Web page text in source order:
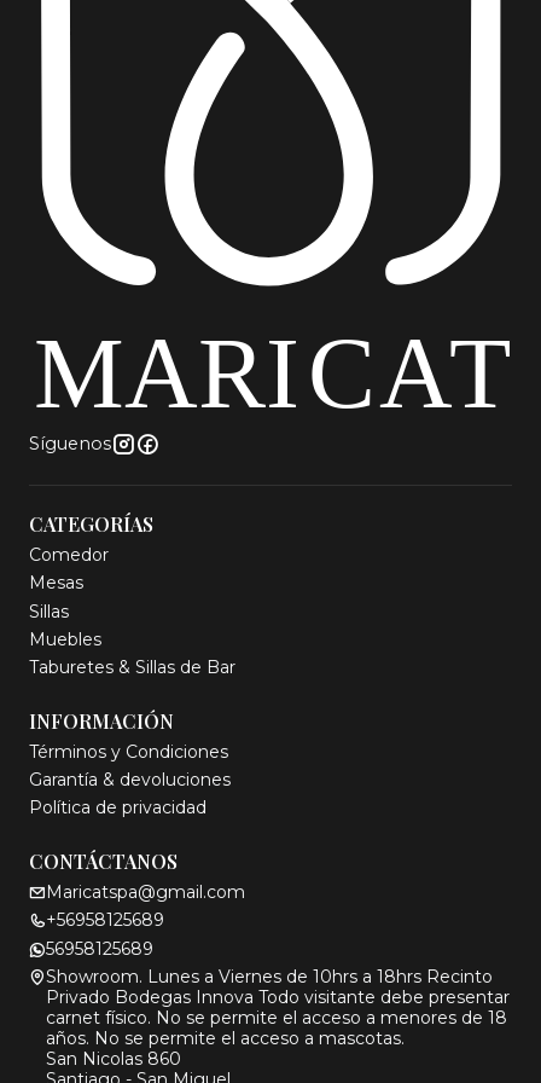
velvet gold chile, sitial moderno premium, silla
corona dorada, sitial salon belleza, silla elegante
Síguenos
CATEGORÍAS
Comedor
Mesas
Sillas
Muebles
Taburetes & Sillas de Bar
INFORMACIÓN
Términos y Condiciones
Garantía & devoluciones
Política de privacidad
CONTÁCTANOS
Maricatspa@gmail.com
+56958125689
56958125689
Showroom. Lunes a Viernes de 10hrs a 18hrs Recinto
Privado Bodegas Innova Todo visitante debe presentar
carnet físico. No se permite el acceso a menores de 18
años. No se permite el acceso a mascotas.
San Nicolas 860